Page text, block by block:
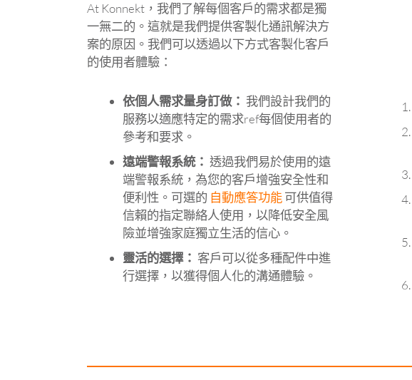
At Konnekt，我們了解每個客戶的需求都是獨
一無二的。這就是我們提供客製化通訊解決方
案的原因。我們可以透過以下方式客製化客戶
的使用者體驗：
依個人需求量身訂做： 我們設計我們的
服務以適應特定的需求ref每個使用者的
參考和要求。
遠端警報系統： 透過我們易於使用的遠
端警報系統，為您的客戶增強安全性和
便利性。可選的 自動應答功能可供值得
信賴的指定聯絡人使用，以降低安全風
險並增強家庭獨立生活的信心。
靈活的選擇： 客戶可以從多種配件中進
行選擇，以獲得個人化的溝通體驗。